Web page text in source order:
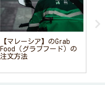
【マレーシア】のGrab
Food（グラブフード）の
注文方法